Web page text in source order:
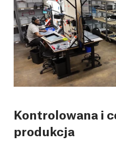
Kontrolowana i
produkcja